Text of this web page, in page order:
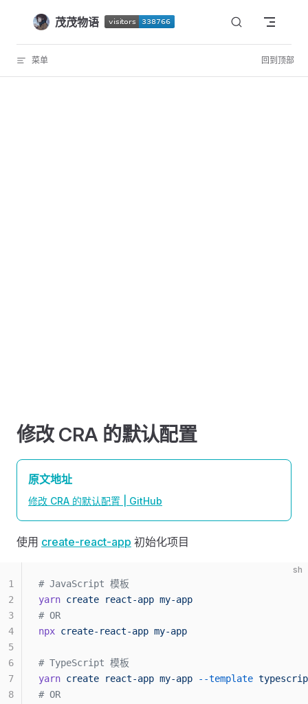
Skip to content
茂茂物语
菜单 回到顶部
修改 CRA 的默认配置
原文地址
修改 CRA 的默认配置 | GitHub
使用 create-react-app 初始化项目
sh
# JavaScript 模板
yarn create react-app my-app
# OR
npx create-react-app my-app
# TypeScript 模板
yarn create react-app my-app --template
# OR
1
2
3
4
5
6
7
8